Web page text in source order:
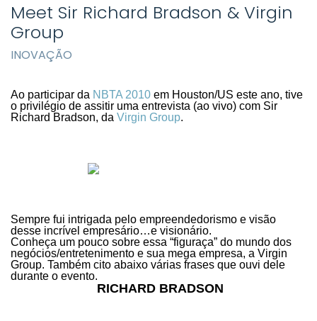
Meet Sir Richard Bradson & Virgin
Group
INOVAÇÃO
Ao participar da NBTA 2010 em Houston/US este ano, tive
o privilégio de assitir uma entrevista (ao vivo) com Sir
Richard Bradson, da Virgin Group.
Sempre fui intrigada pelo empreendedorismo e visão
desse incrível empresário…e visionário.
Conheça um pouco sobre essa “figuraça” do mundo dos
negócios/entretenimento e sua mega empresa, a Virgin
Group. Também cito abaixo várias frases que ouvi dele
durante o evento.
RICHARD BRADSON